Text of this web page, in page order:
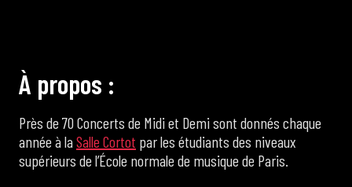
À propos :
Près de 70 Concerts de Midi et Demi sont donnés chaque
année à laSalle Cortot par les étudiants des niveaux
supérieurs de l’École normale de musique de Paris.